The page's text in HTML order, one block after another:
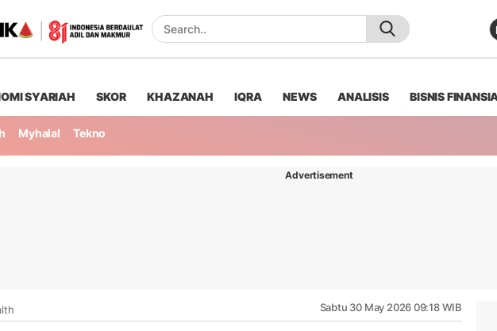
SYARIAH SKOR KHAZANAH IQRA NEWS ANALISIS BISNIS
Myhalal Tekno
Advertisement
Sabtu 30 May 2026 09:18 WIB